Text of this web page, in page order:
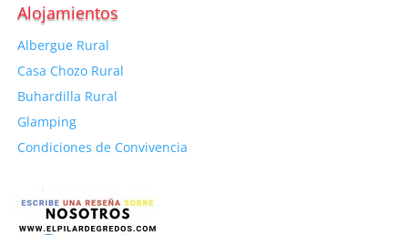
Alojamientos
Albergue Rural
Casa Chozo Rural
Buhardilla Rural
Glamping
Condiciones de Convivencia